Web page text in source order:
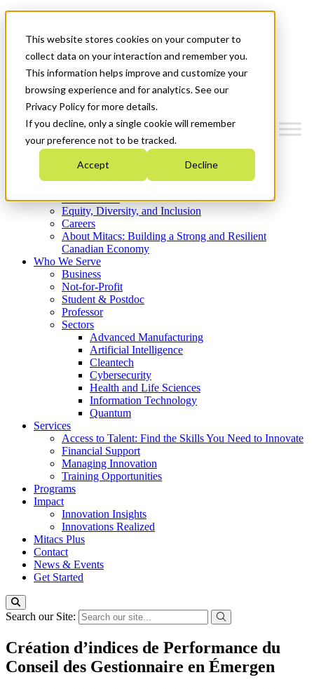
This website stores cookies on your computer to
collect data on your interaction and remember you.
This information helps improve and customize your
browsing experience and for analytics. See our
Privacy Policy for more details.
If you decline, only a single cookie will remember
your preference not to be tracked.
Accept Decline
News & Events
Get Started
Menu
Who We Are
Strategic Plan 2026-2030
What We Do
Equity, Diversity, and Inclusion
Careers
About Mitacs: Building a Strong and Resilient
Canadian Economy
Who We Serve
Business
Not-for-Profit
Student & Postdoc
Professor
Sectors
Advanced Manufacturing
Artificial Intelligence
Cleantech
Cybersecurity
Health and Life Sciences
Information Technology
Quantum
Services
Access to Talent: Find the Skills You Need to Innovate
Financial Support
Managing Innovation
Training Opportunities
Programs
Impact
Innovation Insights
Innovations Realized
Mitacs Plus
Contact
News & Events
Get Started
Search our Site:
Création d’indices de Performance du
Conseil des Gestionnaire en Émergen